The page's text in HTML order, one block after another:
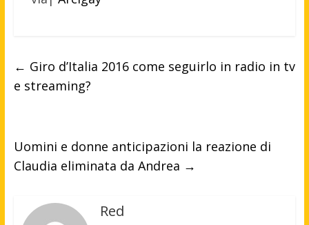
← Giro d’Italia 2016 come seguirlo in radio in tv
e streaming?
Uomini e donne anticipazioni la reazione di
Claudia eliminata da Andrea →
Red